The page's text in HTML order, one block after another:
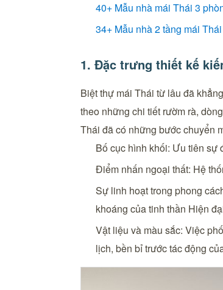
40+ Mẫu nhà mái Thái 3
34+ Mẫu nhà 2 tầng mái
1. Đặc trưng thiết kế
Biệt thự mái Thái từ lâu đã
theo những chi tiết rườm rà,
Thái đã có những bước chuyển
Bố cục hình khối: Ưu tiên sự
Điểm nhấn ngoại thất: Hệ
Sự linh hoạt trong phong
khoáng của tinh thần Hiện
Vật liệu và màu sắc: Việc
lịch, bền bỉ trước tác động